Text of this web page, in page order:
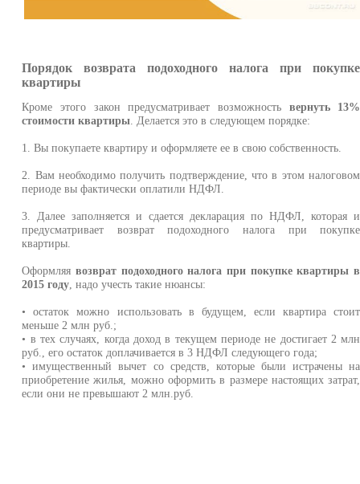
Порядок возврата подоходного налога при покупке
квартиры
Кроме этого закон предусматривает возможность вернуть 13%
стоимости квартиры . Делается это в следующем порядке:
1. Вы покупаете квартиру и оформляете ее в свою собственность.
2. Вам необходимо получить подтверждение, что в этом налоговом
периоде вы фактически оплатили НДФЛ.
3. Далее заполняется и сдается декларация по НДФЛ, которая и
предусматривает возврат подоходного налога при покупке
квартиры.
Оформляя возврат подоходного налога при покупке квартиры в
2015 году , надо учесть такие нюансы:
• остаток можно использовать в будущем, если квартира стоит
меньше 2 млн руб.;
• в тех случаях, когда доход в текущем периоде не достигает 2 млн
руб., его остаток доплачивается в 3 НДФЛ следующего года;
• имущественный вычет со средств, которые были истрачены на
приобретение жилья, можно оформить в размере настоящих затрат,
если они не превышают 2 млн.руб.